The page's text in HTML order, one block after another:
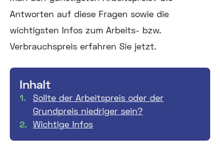
Antworten auf diese Fragen sowie die
wichtigsten Infos zum Arbeits- bzw.
Verbrauchspreis erfahren Sie jetzt.
Inhalt
Sollte der Arbeitspreis oder der
Grundpreis niedriger sein?
Wichtige Infos